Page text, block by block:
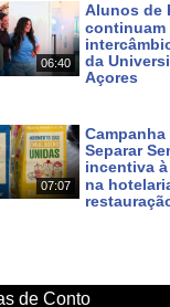
06:40
Alunos de
continuam
da
Açores
07:07
Separar
incentiva
na
de Conto